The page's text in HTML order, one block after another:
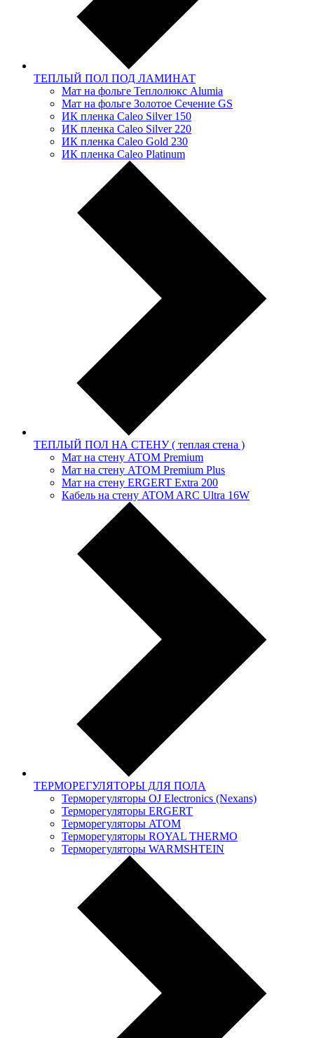
ТЕПЛЫЙ ПОЛ ПОД ЛАМИНАТ
Мат на фольге Теплолюкс Alumia
Мат на фольге Золотое Сечение GS
ИК пленка Caleo Silver 150
ИК пленка Caleo Silver 220
ИК пленка Caleo Gold 230
ИК пленка Caleo Platinum
ТЕПЛЫЙ ПОЛ НА СТЕНУ ( теплая стена )
Мат на стену АТОМ Premium
Мат на стену АТОМ Premium Plus
Мат на стену ERGERT Extra 200
Кабель на стену ATOM ARC Ultra 16W
ТЕРМОРЕГУЛЯТОРЫ ДЛЯ ПОЛА
Терморегуляторы OJ Electronics (Nexans)
Терморегуляторы ERGERT
Терморегуляторы ATOM
Терморегуляторы ROYAL THERMO
Терморегуляторы WARMSHTEIN